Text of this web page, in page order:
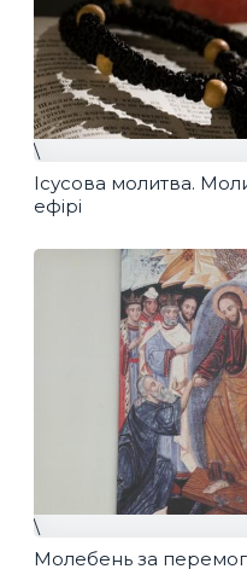
\
Ісусова молитва.
ефірі
\
Молебень за